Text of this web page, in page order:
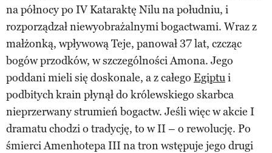
na północy po IV Kataraktę Nilu na południu, i
rozporządzał niewyobrażalnymi bogactwami. Wraz z
małżonką, wpływową Teje, panował 37 lat, czcząc
bogów przodków, w szczególności Amona. Jego
poddani mieli się doskonale, a z całego Egiptui
podbitych krain płynął do królewskiego skarbca
nieprzerwany strumień bogactw. Jeśli więc w akcie I
dramatu chodzi o tradycję, to w II – o rewolucję. Po
śmierci Amenhotepa III na tron wstępuje jego drugi